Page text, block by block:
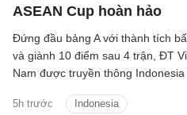
ASEAN Cup hoàn hảo
5h trước Indonesia
Đứng đầu bảng A với thành tích
và giành 10 điểm sau 4 trận, ĐT
Nam được truyền thông Indonesia
địch.